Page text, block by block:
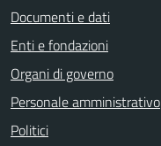
Documenti e dati
Enti e fondazioni
Organi di governo
Personale amministrativo
Politici